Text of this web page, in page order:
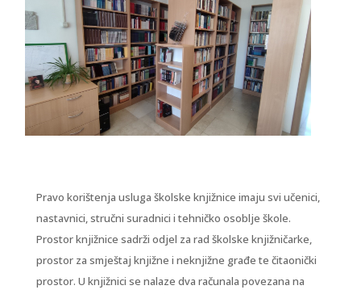
Pravo korištenja usluga školske knjižnice imaju svi učenici,
nastavnici, stručni suradnici i tehničko osoblje škole.
Prostor knjižnice sadrži odjel za rad školske knjižničarke,
prostor za smještaj knjižne i neknjižne građe te čitaonički
prostor. U knjižnici se nalaze dva računala povezana na